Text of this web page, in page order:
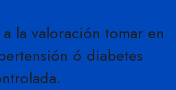
la valoración tomar en
ó diabetes